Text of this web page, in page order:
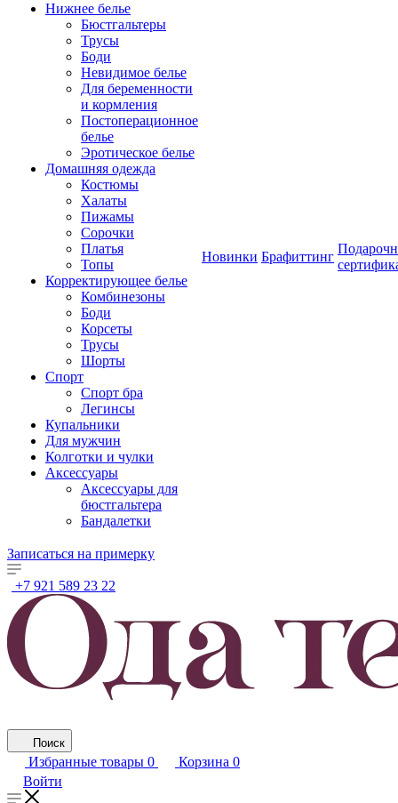
Нижнее белье
Бюстгальтеры
Трусы
Боди
Невидимое белье
Для беременности
и кормления
Постоперационное
белье
Эротическое белье
Домашняя одежда
Костюмы
Халаты
Пижамы
Сорочки
Платья
Топы
Корректирующее белье
Комбинезоны
Боди
Корсеты
Трусы
Шорты
Спорт
Спорт бра
Легинсы
Купальники
Для мужчин
Колготки и чулки
Аксессуары
Аксессуары для
бюстгальтера
Бандалетки
Новинки Брафиттинг
Записаться на примерку
+7 921 589 23 22
Поиск
Избранные товары 0 Корзина 0
Войти